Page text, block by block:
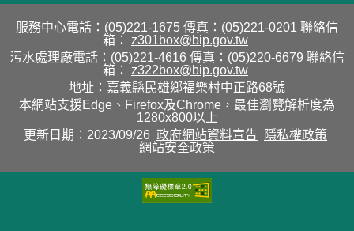
服務中心電話：(05)221-1675 傳真：(05)221-0201 聯絡信
箱：
z301box@bip.gov.tw
污水處理廠電話：(05)221-4616 傳真：(05)220-6679 聯絡信
箱：
z322box@bip.gov.tw
地址：嘉義縣民雄鄉福樂村中正路68號
本網站支援Edge、Firefox及Chrome，最佳瀏覽解析度為
1280x800以上
更新日期：2023/09/26 政府網站資料宣告
隱私權政策
網站安全政策